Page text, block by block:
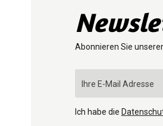
Abonnieren Sie
Ich habe die